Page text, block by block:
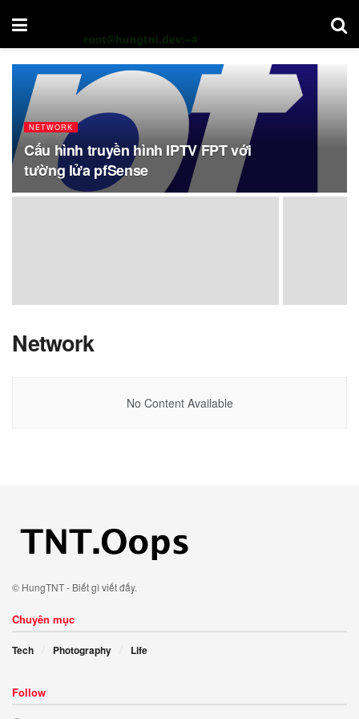
NETWORK
Cấu hình truyền hình IPTV FPT với
tường lửa pfSense
Network
No Content Available
© HungTNT - Biết gì viết đấy.
Chuyên mục
Tech Photography Life
Follow